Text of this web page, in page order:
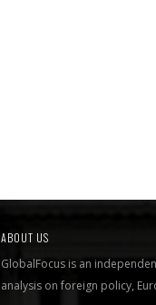
ABOUT US
GlobalFocus is an
analysis on foreign policy,